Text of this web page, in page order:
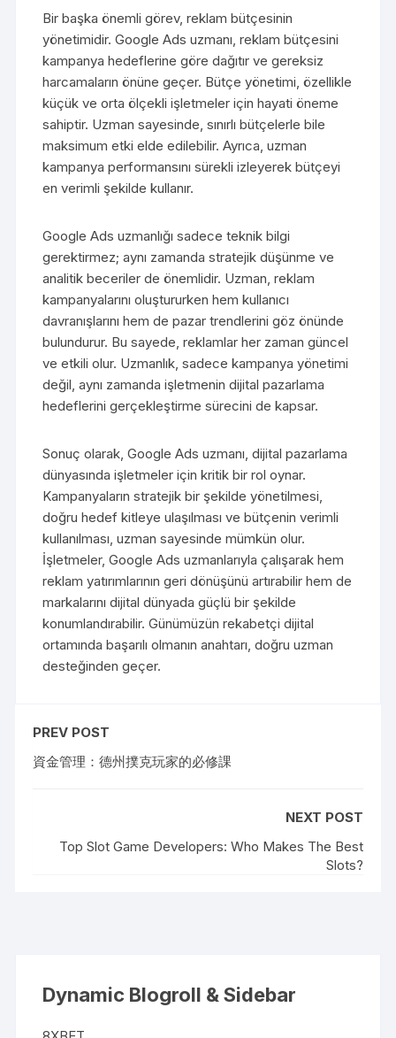
Bir başka önemli görev, reklam bütçesinin
yönetimidir. Google Ads uzmanı, reklam bütçesini
kampanya hedeflerine göre dağıtır ve gereksiz
harcamaların önüne geçer. Bütçe yönetimi, özellikle
küçük ve orta ölçekli işletmeler için hayati öneme
sahiptir. Uzman sayesinde, sınırlı bütçelerle bile
maksimum etki elde edilebilir. Ayrıca, uzman
kampanya performansını sürekli izleyerek bütçeyi
en verimli şekilde kullanır.
Google Ads uzmanlığı sadece teknik bilgi
gerektirmez; aynı zamanda stratejik düşünme ve
analitik beceriler de önemlidir. Uzman, reklam
kampanyalarını oluştururken hem kullanıcı
davranışlarını hem de pazar trendlerini göz önünde
bulundurur. Bu sayede, reklamlar her zaman güncel
ve etkili olur. Uzmanlık, sadece kampanya yönetimi
değil, aynı zamanda işletmenin dijital pazarlama
hedeflerini gerçekleştirme sürecini de kapsar.
Sonuç olarak, Google Ads uzmanı, dijital pazarlama
dünyasında işletmeler için kritik bir rol oynar.
Kampanyaların stratejik bir şekilde yönetilmesi,
doğru hedef kitleye ulaşılması ve bütçenin verimli
kullanılması, uzman sayesinde mümkün olur.
İşletmeler, Google Ads uzmanlarıyla çalışarak hem
reklam yatırımlarının geri dönüşünü artırabilir hem de
markalarını dijital dünyada güçlü bir şekilde
konumlandırabilir. Günümüzün rekabetçi dijital
ortamında başarılı olmanın anahtarı, doğru uzman
desteğinden geçer.
PREV POST
資金管理：德州撲克玩家的必修課
NEXT POST
Top Slot Game Developers: Who Makes The Best
Slots?
Dynamic Blogroll & Sidebar